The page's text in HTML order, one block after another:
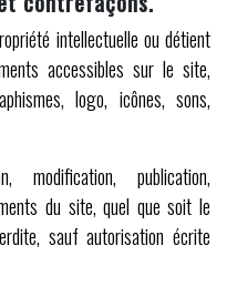
intellectuelle ou détient
accessibles sur le site,
logo, icônes, sons,
modification, publication,
du site, quel que soit le
sauf autorisation écrite